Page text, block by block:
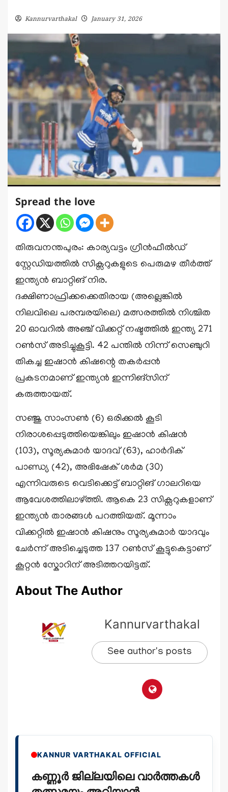
Kannurvarthakal January 31, 2026
Spread the love
തിരുവനന്തപുരം: കാര്യവട്ടം ഗ്രീൻഫീൽഡ്
സ്റ്റേഡിയത്തിൽ സിക്സറുകളുടെ പെരുമഴ തീർത്ത്
ഇന്ത്യൻ ബാറ്റിങ് നിര.
ദക്ഷിണാഫ്രിക്കക്കെതിരായ (അല്ലെങ്കിൽ
നിലവിലെ പരമ്പരയിലെ) മത്സരത്തിൽ നിശ്ചിത
20 ഓവറിൽ അഞ്ച് വിക്കറ്റ് നഷ്ടത്തിൽ ഇന്ത്യ 271
റൺസ് അടിച്ചുകൂട്ടി. 42 പന്തിൽ നിന്ന് സെഞ്ചുറി
തികച്ച ഇഷാൻ കിഷന്റെ തകർപ്പൻ
പ്രകടനമാണ് ഇന്ത്യൻ ഇന്നിങ്സിന്
കരുത്തായത്.
സഞ്ജു സാംസൺ (6) ഒരിക്കൽ കൂടി
നിരാശപ്പെടുത്തിയെങ്കിലും ഇഷാൻ കിഷൻ
(103), സൂര്യകുമാർ യാദവ് (63), ഹാർദിക്
പാണ്ഡ്യ (42), അഭിഷേക് ശർമ (30)
എന്നിവരുടെ വെടിക്കെട്ട് ബാറ്റിങ് ഗാലറിയെ
ആവേശത്തിലാഴ്ത്തി. ആകെ 23 സിക്സറുകളാണ്
ഇന്ത്യൻ താരങ്ങൾ പറത്തിയത്. മൂന്നാം
വിക്കറ്റിൽ ഇഷാൻ കിഷനും സൂര്യകുമാർ യാദവും
ചേർന്ന് അടിച്ചെടുത്ത 137 റൺസ് കൂട്ടുകെട്ടാണ്
കൂറ്റൻ സ്കോറിന് അടിത്തറയിട്ടത്.
About The Author
Kannurvarthakal
See author's posts
KANNUR VARTHAKAL OFFICIAL
കണ്ണൂർ ജില്ലയിലെ വാർത്തകൾ